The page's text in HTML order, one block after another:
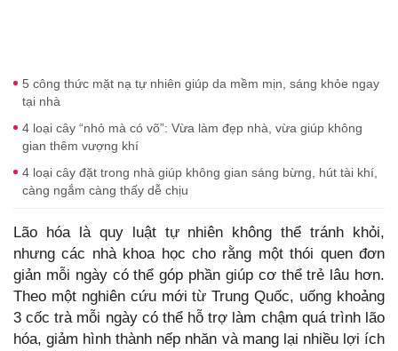
5 công thức mặt nạ tự nhiên giúp da mềm mịn, sáng khỏe ngay
tại nhà
4 loại cây “nhỏ mà có võ”: Vừa làm đẹp nhà, vừa giúp không
gian thêm vượng khí
4 loại cây đặt trong nhà giúp không gian sáng bừng, hút tài khí,
càng ngắm càng thấy dễ chịu
Lão hóa là quy luật tự nhiên không thể tránh khỏi,
nhưng các nhà khoa học cho rằng một thói quen đơn
giản mỗi ngày có thể góp phần giúp cơ thể trẻ lâu hơn.
Theo một nghiên cứu mới từ Trung Quốc, uống khoảng
3 cốc trà mỗi ngày có thể hỗ trợ làm chậm quá trình lão
hóa, giảm hình thành nếp nhăn và mang lại nhiều lợi ích